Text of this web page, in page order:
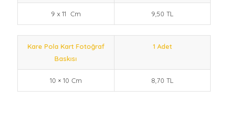
9 x 11 Cm 9,50 TL
Kare Pola Kart Fotoğraf
Baskısı
1 Adet
10 × 10 Cm 8,70 TL